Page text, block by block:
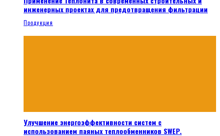
инженерных проектах для предотвращения фильтрации
Продукция
Улучшение энергоэффективности систем с
использованием паяных теплообменников SWEP.